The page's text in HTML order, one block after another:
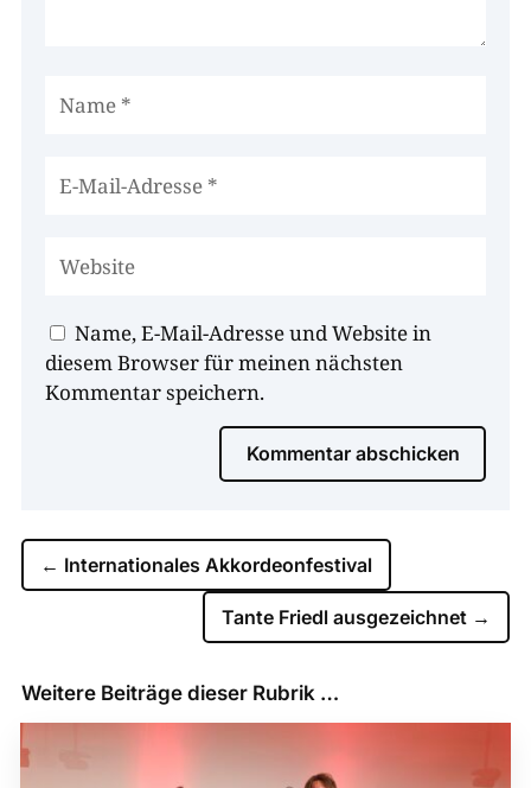
Name, E-Mail-Adresse und Website in
diesem Browser für meinen nächsten
Kommentar speichern.
Kommentar abschicken
← Internationales Akkordeonfestival
Tante Friedl ausgezeichnet →
Weitere Beiträge dieser Rubrik …